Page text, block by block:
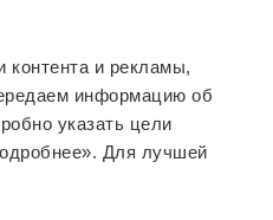
и рекламы,
информацию об
указать цели
Для лучшей